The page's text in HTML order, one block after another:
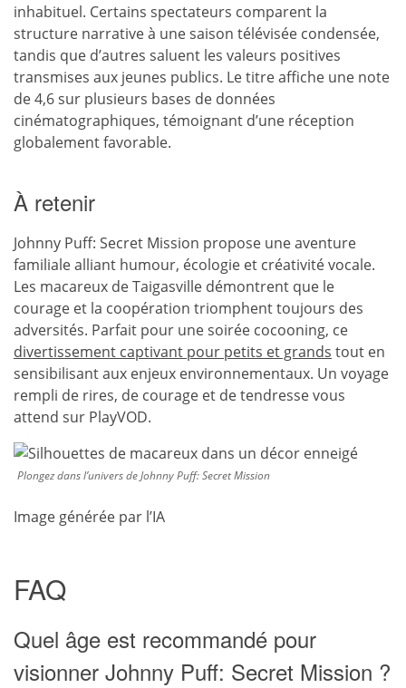
inhabituel. Certains spectateurs comparent la
structure narrative à une saison télévisée condensée,
tandis que d’autres saluent les valeurs positives
transmises aux jeunes publics. Le titre affiche une note
de 4,6 sur plusieurs bases de données
cinématographiques, témoignant d’une réception
globalement favorable.
À retenir
Johnny Puff: Secret Mission propose une aventure
familiale alliant humour, écologie et créativité vocale.
Les macareux de Taigasville démontrent que le
courage et la coopération triomphent toujours des
adversités. Parfait pour une soirée cocooning, ce
divertissement captivant pour petits et grands tout en
sensibilisant aux enjeux environnementaux. Un voyage
rempli de rires, de courage et de tendresse vous
attend sur PlayVOD.
Plongez dans l’univers de Johnny Puff: Secret Mission
Image générée par l’IA
FAQ
Quel âge est recommandé pour
visionner Johnny Puff: Secret Mission ?